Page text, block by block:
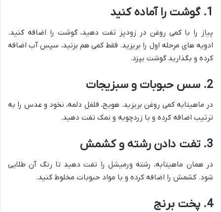
1. گوشت را آماده کنید
پیاز را با کمی روغن در زودپز تفت دهید، گوشت را اضافه کنید.
ادویه های مرحله اول را بریزید. فقط کمی هم بزنید، سپس آب اضافه
کرده و بگذارید گوشت بپزد.
2. سس حبوبات و سبزیجات
در ماهیتابه کمی روغن بریزید. هویج، فلفل دلمه، نخود و عدس را به
ترتیب اضافه کرده و با زردچوبه و نمک تفت دهید.
3. تفت دادن رشته و کشمش
در همان ماهیتابه، رشته ورمیشل را تفت دهید تا رنگ آن طلایی
شود. کشمش را اضافه کرده و با مواد حبوبات مخلوط کنید.
4. پخت برنج